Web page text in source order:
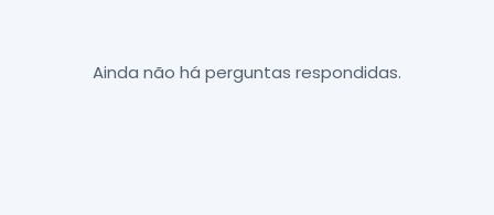
Ainda não há perguntas respondidas.